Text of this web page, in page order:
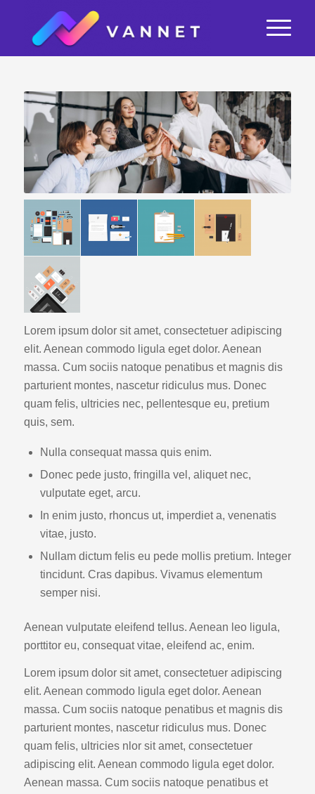
Lorem ipsum dolor sit amet, consectetuer adipiscing
elit. Aenean commodo ligula eget dolor. Aenean
massa. Cum sociis natoque penatibus et magnis dis
parturient montes, nascetur ridiculus mus. Donec
quam felis, ultricies nec, pellentesque eu, pretium
quis, sem.
Nulla consequat massa quis enim.
Donec pede justo, fringilla vel, aliquet nec,
vulputate eget, arcu.
In enim justo, rhoncus ut, imperdiet a, venenatis
vitae, justo.
Nullam dictum felis eu pede mollis pretium. Integer
tincidunt. Cras dapibus. Vivamus elementum
semper nisi.
Aenean vulputate eleifend tellus. Aenean leo ligula,
porttitor eu, consequat vitae, eleifend ac, enim.
Lorem ipsum dolor sit amet, consectetuer adipiscing
elit. Aenean commodo ligula eget dolor. Aenean
massa. Cum sociis natoque penatibus et magnis dis
parturient montes, nascetur ridiculus mus. Donec
quam felis, ultricies nlor sit amet, consectetuer
adipiscing elit. Aenean commodo ligula eget dolor.
Aenean massa. Cum sociis natoque penatibus et